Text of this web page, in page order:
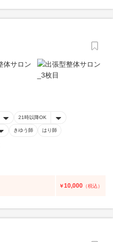
21時以降OK
きゆう師 はり師
￥10,000 （税込）